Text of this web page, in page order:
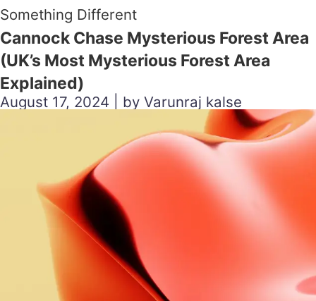
Something Different
Cannock Chase Mysterious Forest Area
(UK’s Most Mysterious Forest Area
Explained)
August 17, 2024 | by Varunraj kalse